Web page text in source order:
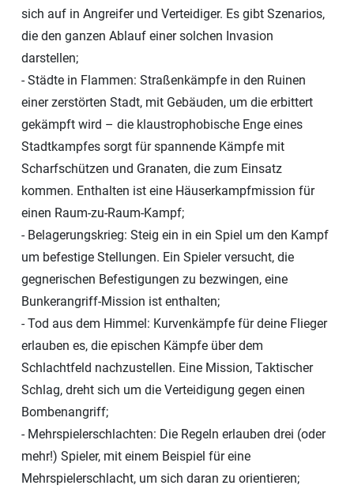
sich auf in Angreifer und Verteidiger. Es gibt Szenarios,
die den ganzen Ablauf einer solchen Invasion
darstellen;
- Städte in Flammen: Straßenkämpfe in den Ruinen
einer zerstörten Stadt, mit Gebäuden, um die erbittert
gekämpft wird – die klaustrophobische Enge eines
Stadtkampfes sorgt für spannende Kämpfe mit
Scharfschützen und Granaten, die zum Einsatz
kommen. Enthalten ist eine Häuserkampfmission für
einen Raum-zu-Raum-Kampf;
- Belagerungskrieg: Steig ein in ein Spiel um den Kampf
um befestige Stellungen. Ein Spieler versucht, die
gegnerischen Befestigungen zu bezwingen, eine
Bunkerangriff-Mission ist enthalten;
- Tod aus dem Himmel: Kurvenkämpfe für deine Flieger
erlauben es, die epischen Kämpfe über dem
Schlachtfeld nachzustellen. Eine Mission, Taktischer
Schlag, dreht sich um die Verteidigung gegen einen
Bombenangriff;
- Mehrspielerschlachten: Die Regeln erlauben drei (oder
mehr!) Spieler, mit einem Beispiel für eine
Mehrspielerschlacht, um sich daran zu orientieren;